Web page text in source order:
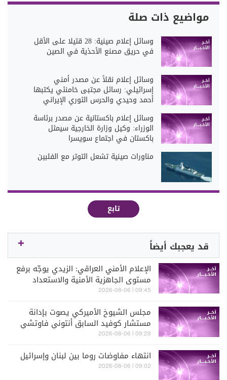
مواضيع ذات صلة
وسائل إعلام صينية: 28 قتيلا على الأقل
في حريق مصنع الأحذية في الصين
وسائل إعلام نقلاً عن مصدر أمني
إسرائيلي: رسائل مجتبى خامنئي يكتبها
أحمد وحيدي والحرس الثوري الإيراني
وسائل إعلام باكستانية عن مصدر برئاسة
الوزراء: وكيل وزارة الخارجية سيمثل
باكستان في اجتماع سويسرا
مناورات صينية تشعل التوتر مع الفلبين
تابع
قد يعجبك أيضاً
الإعلام الأمني العراقي: الزيدي يوجّه برفع
مستوى الجاهزية الأمنية والاستعداد
القتالي للقوات الأمنية والعسكرية
09:45 | 2026-08-06
مجلس الشيوخ الأميركي يصوت بإدانة
مستشار كوفيد السابق أنتوني فاوتشي
بتهمة ازدراء الكونغرس
09:29 | 2026-08-06
انتهاء مفاوضات روما بين لبنان وإسرائيل
09:02 | 2026-08-06